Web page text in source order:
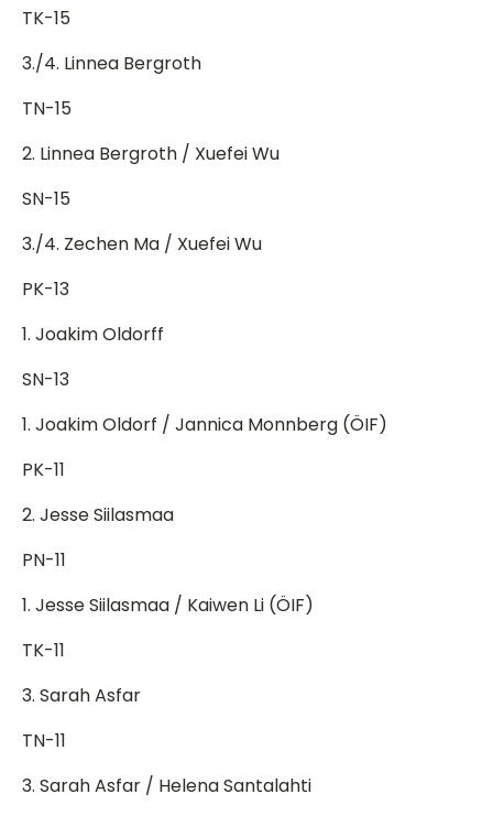
TK-15
3./4. Linnea Bergroth
TN-15
2. Linnea Bergroth / Xuefei Wu
SN-15
3./4. Zechen Ma / Xuefei Wu
PK-13
1. Joakim Oldorff
SN-13
1. Joakim Oldorf / Jannica Monnberg (ÖIF)
PK-11
2. Jesse Siilasmaa
PN-11
1. Jesse Siilasmaa / Kaiwen Li (ÖIF)
TK-11
3. Sarah Asfar
TN-11
3. Sarah Asfar / Helena Santalahti